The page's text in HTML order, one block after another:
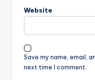
Website
Save my name, email,
next time I comment.